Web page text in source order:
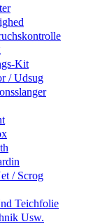
Kit
/ Udsug
/ Scrog
Teichfolie
Usw.